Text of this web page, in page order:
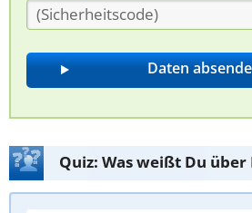
Quiz: Was weißt Du